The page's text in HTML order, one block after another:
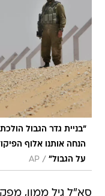
"בניית גדר הגבול
הנחה אותנו אלוף
על הגבול" /
AP
סא"ל גיל ממון,